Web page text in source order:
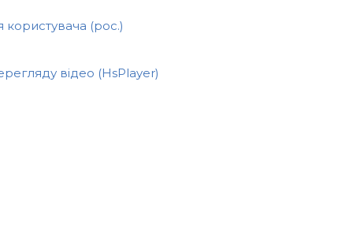
користувача (рос.)
відео (HsPlayer)